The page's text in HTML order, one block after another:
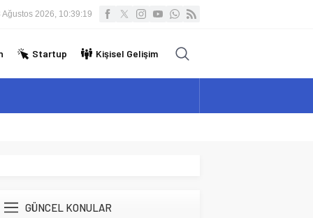
Ağustos 2026, 10:39:20
Startup Kişisel Gelişim
GÜNCEL KONULAR